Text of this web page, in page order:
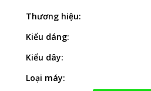
Thương hiệu:
Kiểu dáng:
Kiểu dây:
Loại máy: